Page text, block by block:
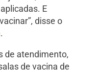
E
disse o
.
de atendimento,
de vacina de